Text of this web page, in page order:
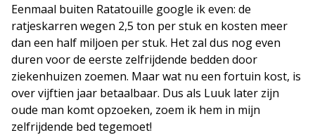
Eenmaal buiten Ratatouille google ik even: de
ratjeskarren wegen 2,5 ton per stuk en kosten meer
dan een half miljoen per stuk. Het zal dus nog even
duren voor de eerste zelfrijdende bedden door
ziekenhuizen zoemen. Maar wat nu een fortuin kost, is
over vijftien jaar betaalbaar. Dus als Luuk later zijn
oude man komt opzoeken, zoem ik hem in mijn
zelfrijdende bed tegemoet!